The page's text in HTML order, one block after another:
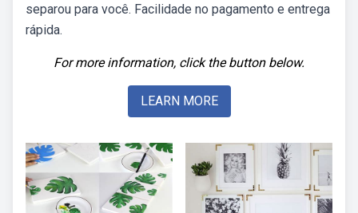
separou para você. Facilidade no pagamento e entrega
rápida.
For more information, click the button below.
LEARN MORE